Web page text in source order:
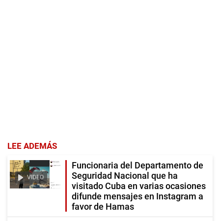
LEE ADEMÁS
VIDEO
Funcionaria del Departamento de
Seguridad Nacional que ha
visitado Cuba en varias ocasiones
difunde mensajes en Instagram a
favor de Hamas